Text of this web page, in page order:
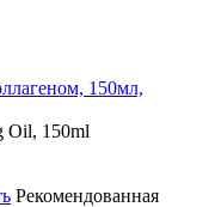
150мл,
Oil, 150ml
Рекомендованная